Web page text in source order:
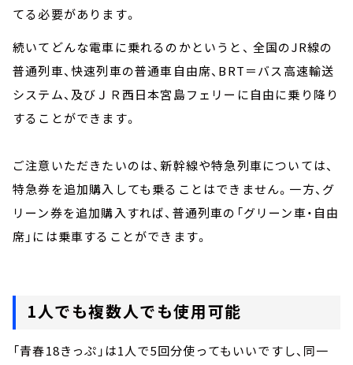
てる必要があります。
続いてどんな電車に乗れるのかというと、 全国のJR線の
普通列車、快速列車の普通車自由席、BRT＝バス高速輸送
システム、及びＪＲ西日本宮島フェリーに自由に乗り降り
することができます。
ご注意いただきたいのは、新幹線や特急列車については、
特急券を追加購入しても乗ることはできません。一方、グ
リーン券を追加購入すれば、普通列車の「グリーン車・自由
席」には乗車することができます。
1人でも複数人でも使用可能
「青春18きっぷ」は1人で5回分使ってもいいですし、同一